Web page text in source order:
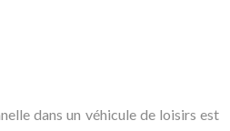
dans un véhicule de loisirs est